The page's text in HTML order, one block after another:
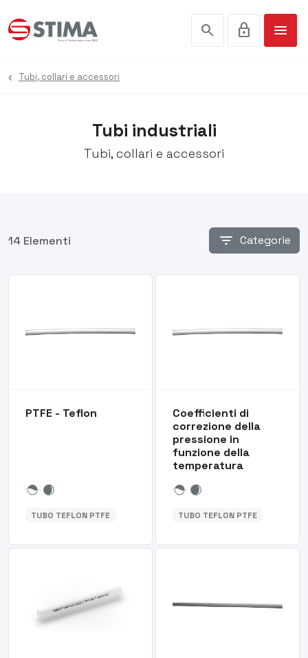
search lock menu
Tubi industriali
Tubi, collari e accessori
Tubi, collari e accessori
14 Elementi filter_list Categorie
PTFE - Teflon
TUBO TEFLON PTFE
Coefficienti di
correzione della
pressione in
funzione della
temperatura
TUBO TEFLON PTFE